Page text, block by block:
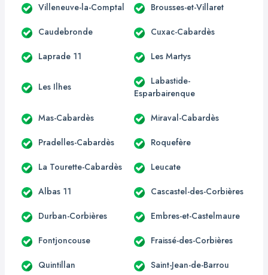
Villeneuve-la-Comptal Brousses-et-Villaret
Caudebronde Cuxac-Cabardès
Laprade 11 Les Martys
Les Ilhes
Labastide-
Esparbairenque
Mas-Cabardès Miraval-Cabardès
Pradelles-Cabardès Roquefère
La Tourette-Cabardès Leucate
Albas 11 Cascastel-des-Corbières
Durban-Corbières Embres-et-Castelmaure
Fontjoncouse Fraissé-des-Corbières
Quintillan Saint-Jean-de-Barrou